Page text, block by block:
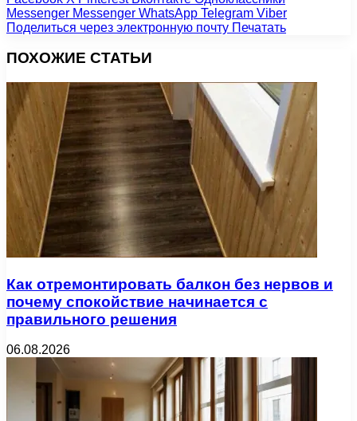
Messenger Messenger WhatsApp Telegram Viber
Поделиться через электронную почту Печатать
ПОХОЖИЕ СТАТЬИ
Как отремонтировать балкон без нервов и
почему спокойствие начинается с
правильного решения
06.08.2026